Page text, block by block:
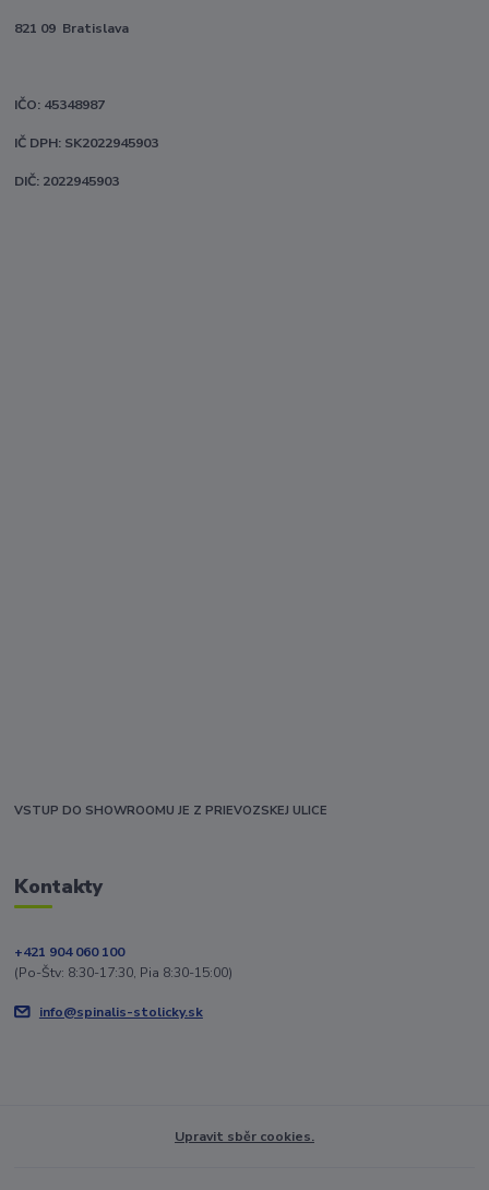
821 09 Bratislava
IČO: 45348987
IČ DPH: SK2022945903
DIČ: 2022945903
VSTUP DO SHOWROOMU JE Z PRIEVOZSKEJ ULICE
Kontakty
+421 904 060 100
(Po-Štv: 8:30-17:30, Pia 8:30-15:00)
info@spinalis-stolicky.sk
Upravit sběr cookies.